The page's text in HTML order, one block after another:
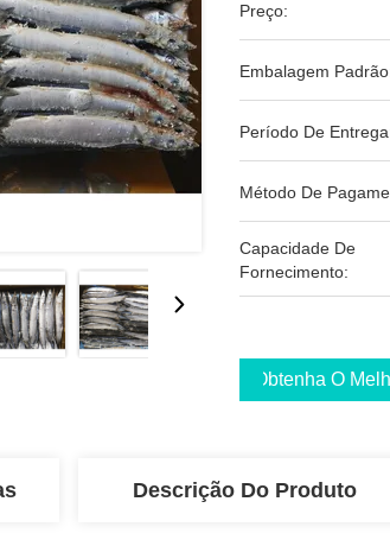
Preço:
Embalagem
Período De
Método De
Capacidade De
Fornecimento:
Obtenha O
Descrição Do Produto